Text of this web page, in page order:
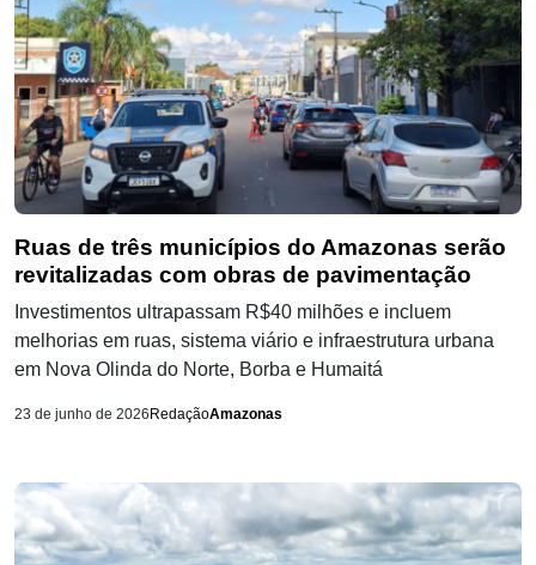
Ruas de três municípios do Amazonas serão
revitalizadas com obras de pavimentação
Investimentos ultrapassam R$40 milhões e incluem
melhorias em ruas, sistema viário e infraestrutura urbana
em Nova Olinda do Norte, Borba e Humaitá
23 de junho de 2026 RedaçãoAmazonas